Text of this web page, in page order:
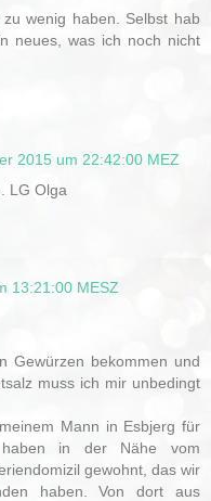
wenig haben. Selbst hab
neues, was ich noch nicht
2015 um 22:42:00 MEZ
LG Olga
13:21:00 MESZ
Gewürzen bekommen und
muss ich mir unbedingt
Mann in Esbjerg für
in der Nähe vom
gewohnt, das wir
haben. Von dort aus